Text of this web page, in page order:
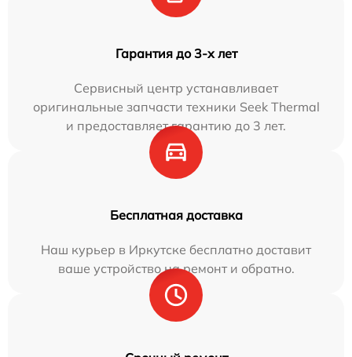
Гарантия до 3-х лет
Сервисный центр устанавливает
оригинальные запчасти техники Seek Thermal
и предоставляет гарантию до 3 лет.
Бесплатная доставка
Наш курьер в Иркутске бесплатно доставит
ваше устройство на ремонт и обратно.